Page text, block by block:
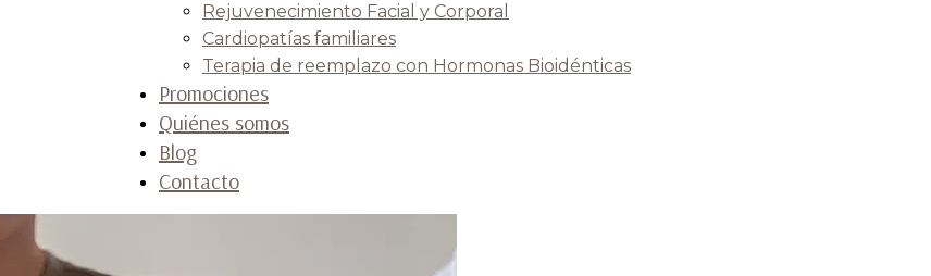
Rejuvenecimiento Facial y Corporal
Cardiopatías familiares
Terapia de reemplazo con Hormonas Bioidénticas
Promociones
Quiénes somos
Blog
Contacto